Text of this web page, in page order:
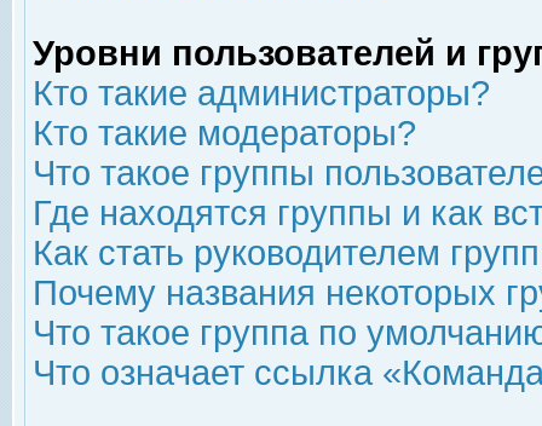
Уровни пользователей и
Кто такие администраторы?
Кто такие модераторы?
Что такое группы
Где находятся группы и как
Как стать руководителем
Почему названия некоторых
Что такое группа по
Что означает ссылка